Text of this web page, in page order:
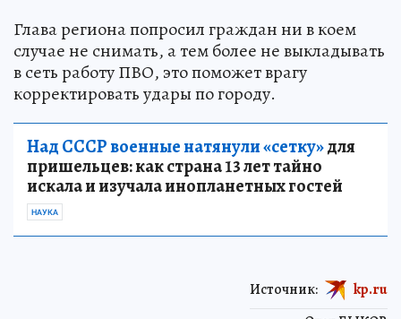
Глава региона попросил граждан ни в коем
случае не снимать, а тем более не выкладывать
в сеть работу ПВО, это поможет врагу
корректировать удары по городу.
Над СССР военные натянули «сетку»для
пришельцев: как страна 13 лет тайно
искала и изучала инопланетных гостей
НАУКА
Источник: kp.ru